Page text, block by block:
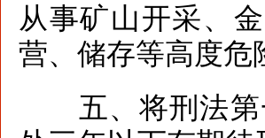
从事矿山开采、
营、储存等高度危
五、将刑法第